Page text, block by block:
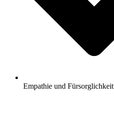
Empathie und Fürsorglichkeit